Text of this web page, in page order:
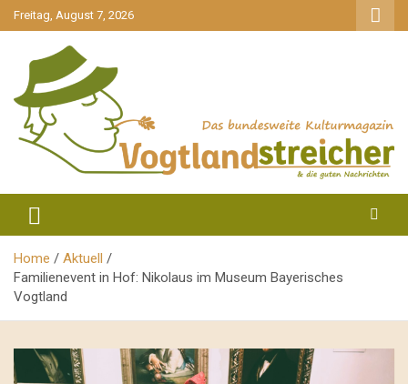
gehe
zum
Freitag, August 7, 2026
Vogtlandstreicher
Home
Aktuell
Familienevent in Hof: Nikolaus im Museum Bayerisches
Vogtland